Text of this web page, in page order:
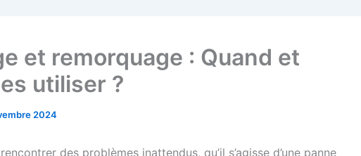
et remorquage : Quand et
utiliser ?
2024
des problèmes inattendus, qu’il s’agisse d’une panne